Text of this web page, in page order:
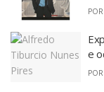
POR
e
POR